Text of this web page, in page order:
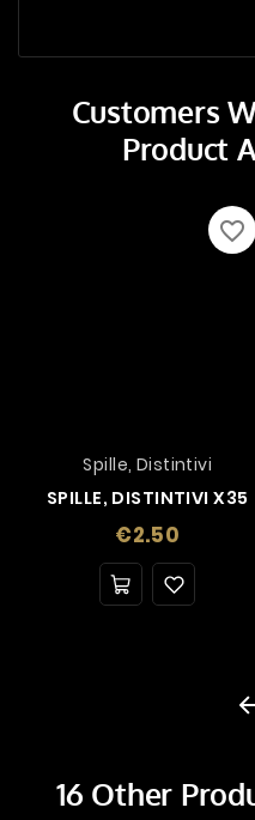
Customers
Product
Spille, Distintivi
SPILLE, DISTINTIVI X35
€2.50
favorite_border
16 Other